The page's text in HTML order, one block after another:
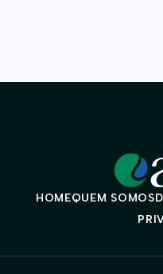
HOMEQUEM SOMOS